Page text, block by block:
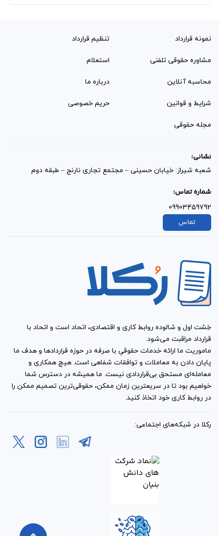
نمونه قرارداد‌ تنظیم قرارداد
مشاوره حقوقی تلفنی استعلام
محاسبه آنلاین درباره ما
شرایط و قوانین حریم خصوصی
مجله حقوقی
نشانی:
شعبه شیراز: خیابان حسینی – مجتمع تجاری نارنج – طبقه دوم
شماره تماس:
09903459792
تماس
خِشت اول و شالوده روابط کاری و اقتصادی، اتحاد است و اتحاد با
قرارداد مراقبت می‌شود.
ماموریت ما ارائه خدمات حقوقیِ با صرفه در حوزه قراردادها و هدف ما
پایان دادن به معاملات و توافقات شفاهی است. هیچ همکاری و
معامله‌ای مستحق بی‌قراردادی نیست. ما همیشه در دسترس شما
خواهیم بود تا در سریعترین زمان ممکن، حقوقی‌ترین تصمیم ممکن را
در روابط کاری خود اتخاذ کنید.
رکلا در شبکه‌های اجتماعی: